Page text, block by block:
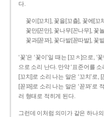
다.
꽃이[꼬치], 꽃을[꼬츨], 꽃에[꼬
꽃만[꼰만], 꽃나무[꼰나무], 꽃
꽃과[꼳꽈], 꽃다발[꼳따발], 꽃
‘꽃’은 ‘꽃이’일 때는 [꼬ㅊ]으로, ‘
으로 소리 난다. 만약 ‘표준어를
[꼬치]로 소리 나는 말은 ‘꼬치’로,
[꼳꽈]로 소리 나는 말은 ‘꼳꽈’로
러 형태로 적히게 된다.
그런데 이처럼 의미가 같은 하나